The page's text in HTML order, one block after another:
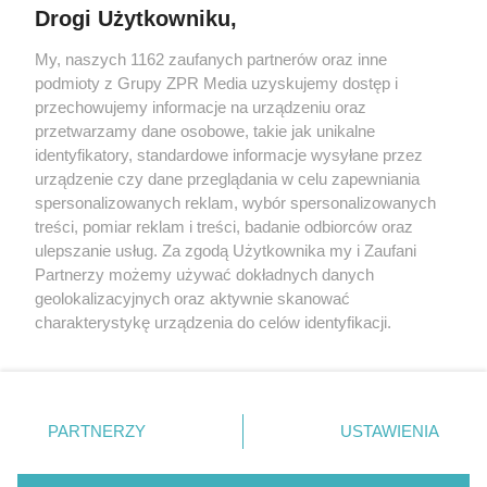
Żaden utwór zamieszczony w serwisie nie może być powielany i
rozpowszechniany lub dalej rozpowszechniany w jakikolwiek sposób
(w tym także elektroniczny lub mechaniczny) na jakimkolwiek polu
eksploatacji w jakiejkolwiek formie, włącznie z umieszczaniem w
Internecie bez pisemnej zgody właściciela praw. Jakiekolwiek użycie
lub wykorzystanie utworów w całości lub w części z naruszeniem
prawa, tzn. bez właściwej zgody, jest zabronione pod groźbą kary i
może być ścigane prawnie.
Nasze serwisy
Drogi Użytkowniku,
My, naszych 1162 zaufanych partnerów oraz inne
podmioty z Grupy ZPR Media uzyskujemy dostęp i
przechowujemy informacje na urządzeniu oraz
przetwarzamy dane osobowe, takie jak unikalne
identyfikatory, standardowe informacje wysyłane przez
urządzenie czy dane przeglądania w celu zapewniania
spersonalizowanych reklam, wybór spersonalizowanych
treści, pomiar reklam i treści, badanie odbiorców oraz
ulepszanie usług. Za zgodą Użytkownika my i Zaufani
Partnerzy możemy używać dokładnych danych
geolokalizacyjnych oraz aktywnie skanować
charakterystykę urządzenia do celów identyfikacji.
zmienić/wycofać klikając przycisk ustawień prywatności
znajdujący się w lewym dolnym rogu strony
rodzaje przetwarzania danych nie wymagają zgody
PARTNERZY USTAWIENIA